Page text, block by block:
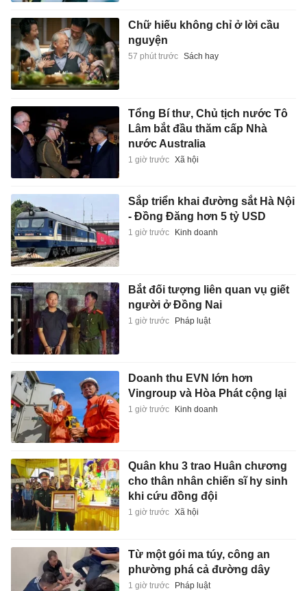
Chữ hiếu không chỉ ở lời cầu
nguyện
57 phút trước Sách hay
Tổng Bí thư, Chủ tịch nước Tô
Lâm bắt đầu thăm cấp Nhà
nước Australia
1 giờ trước Xã hội
Sắp triển khai đường sắt Hà Nội
- Đồng Đăng hơn 5 tỷ USD
1 giờ trước Kinh doanh
Bắt đối tượng liên quan vụ giết
người ở Đồng Nai
1 giờ trước Pháp luật
Doanh thu EVN lớn hơn
Vingroup và Hòa Phát cộng lại
1 giờ trước Kinh doanh
Quân khu 3 trao Huân chương
cho thân nhân chiến sĩ hy sinh
khi cứu đồng đội
1 giờ trước Xã hội
Từ một gói ma túy, công an
phường phá cả đường dây
1 giờ trước Pháp luật